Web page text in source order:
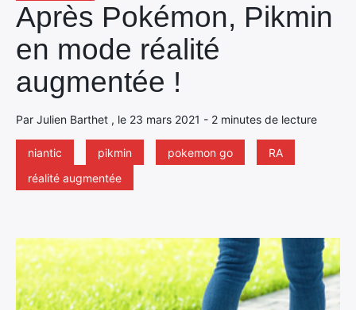
Après Pokémon, Pikmin
en mode réalité
augmentée !
Par Julien Barthet , le 23 mars 2021 - 2 minutes de lecture
niantic pikmin pokemon go
RA
réalité augmentée